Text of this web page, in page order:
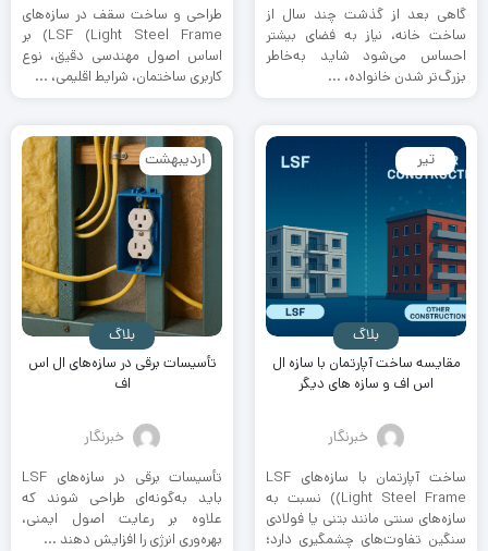
گاهی بعد از گذشت چند سال از
ساخت خانه، نیاز به فضای بیشتر
احساس می‌شود شاید به‌خاطر
بزرگ‌تر شدن خانواده، ...
طراحی و ساخت سقف در سازه‌های
LSF (Light Steel Frame) بر
اساس اصول مهندسی دقیق، نوع
کاربری ساختمان، شرایط اقلیمی، ...
بلاگ
تیر
مقایسه ساخت آپارتمان با سازه ال
اس اف و سازه های دیگر
خبرنگار
ساخت آپارتمان با سازه‌های LSF
(Light Steel Frame) نسبت به
سازه‌های سنتی مانند بتنی یا فولادی
سنگین تفاوت‌های چشمگیری دارد؛
بلاگ
اردیبهشت
تأسیسات برقی در سازه‌های ال اس
اف
خبرنگار
تأسیسات برقی در سازه‌های LSF
باید به‌گونه‌ای طراحی شوند که
علاوه بر رعایت اصول ایمنی،
بهره‌وری انرژی را افزایش دهند ...